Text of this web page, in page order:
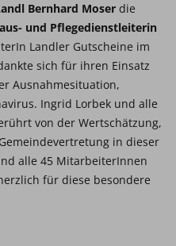
Bernhard Moser die
und Pflegedienstleiterin
Landler Gutscheine im
sich für ihren Einsatz
Ausnahmesituation,
Ingrid Lorbek und alle
von der Wertschätzung,
in dieser
alle 45 MitarbeiterInnen
für diese besondere